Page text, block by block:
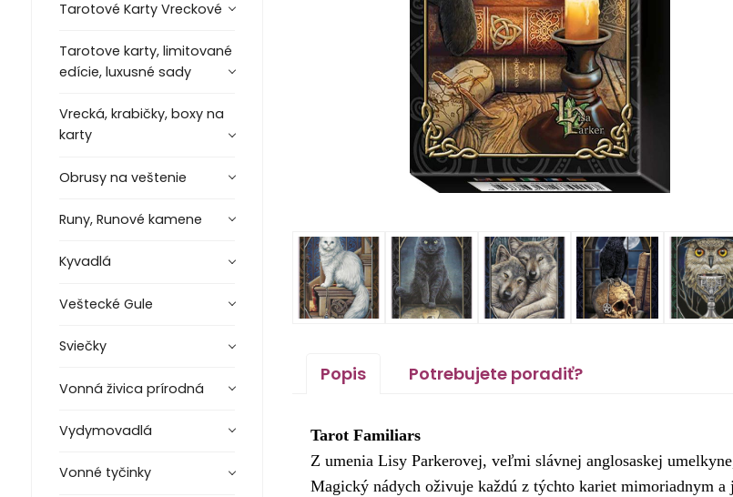
Tarotové Karty Vreckové
Tarotove karty, limitované
edície, luxusné sady
Vrecká, krabičky, boxy na
karty
Obrusy na veštenie
Runy, Runové kamene
Kyvadlá
Veštecké Gule
Sviečky
Vonná živica prírodná
Vydymovadlá
Vonné tyčinky
Popis Potrebujete poradiť?
Tarot Familiars
Z umenia Lisy Parkerovej, veľmi slávnej anglosaskej
Magický nádych oživuje každú z týchto kariet mimoriadnym a